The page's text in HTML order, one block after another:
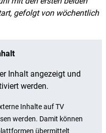
gefolgt von wöchentlich